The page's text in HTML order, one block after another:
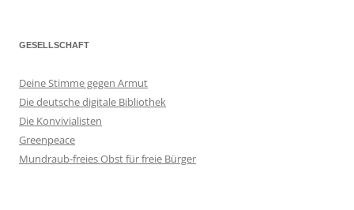
GESELLSCHAFT
Deine Stimme gegen Armut
Die deutsche digitale Bibliothek
Die Konvivialisten
Greenpeace
Mundraub-freies Obst für freie Bürger